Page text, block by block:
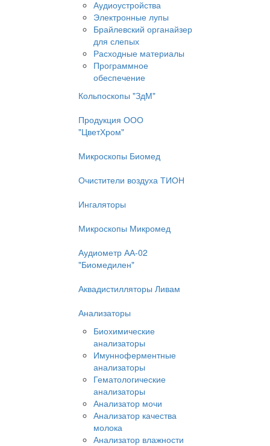
Аудиоустройства
Электронные лупы
Брайлевский органайзер
для слепых
Расходные материалы
Программное
обеспечение
Кольпоскопы "ЗдМ"
Продукция ООО
"ЦветХром"
Микроскопы Биомед
Очистители воздуха ТИОН
Ингаляторы
Микроскопы Микромед
Аудиометр АА-02
"Биомедилен"
Аквадистилляторы Ливам
Анализаторы
Биохимические
анализаторы
Имунноферментные
анализаторы
Гематологические
анализаторы
Анализатор мочи
Анализатор качества
молока
Анализатор влажности